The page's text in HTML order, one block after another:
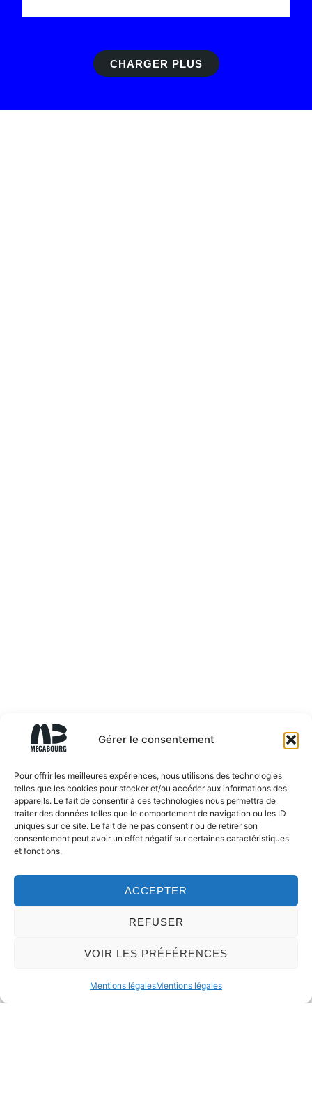
Gérer le consentement
Pour offrir les meilleures expériences, nous utilisons des technologies
telles que les cookies pour stocker et/ou accéder aux informations des
appareils. Le fait de consentir à ces technologies nous permettra de
traiter des données telles que le comportement de navigation ou les ID
uniques sur ce site. Le fait de ne pas consentir ou de retirer son
consentement peut avoir un effet négatif sur certaines caractéristiques
et fonctions.
ACCEPTER
REFUSER
VOIR LES PRÉFÉRENCES
Mentions légalesMentions légales
CHARGER PLUS